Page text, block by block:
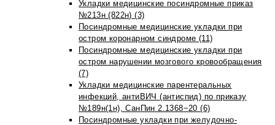
Укладки медицинские посиндромные приказ
№213н (822н) (3)
Посиндромные медицинские укладки при
остром коронарном синдроме (11)
Посиндромные медицинские укладки при
остром нарушении мозгового кровообращения
(7)
Укладки медицинские парентеральных
инфекций, антиВИЧ (антиспид) по приказу
№189н(1н), СанПин 2.1368−20 (6)
Посиндромные укладки при желудочно-